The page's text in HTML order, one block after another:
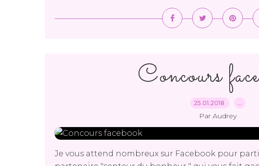
Concours
25.01.2018 …
Par Audrey
Je vous attend nombreux sur Facebook pour